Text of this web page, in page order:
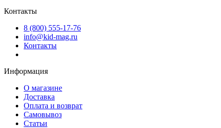
Контакты
8 (800) 555-17-76
info@kid-mag.ru
Контакты
Информация
О магазине
Доставка
Оплата и возврат
Самовывоз
Статьи